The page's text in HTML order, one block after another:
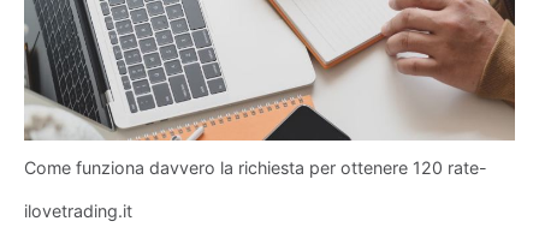
Come funziona davvero la richiesta per ottenere 120 rate-
ilovetrading.it